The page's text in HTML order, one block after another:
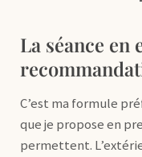
La séance en
C’est ma formule
que je propose en
permettent.